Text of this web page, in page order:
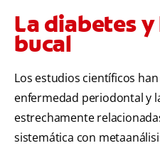
La diabetes
bucal
Los estudios científicos
enfermedad periodontal y
estrechamente
sistemática con